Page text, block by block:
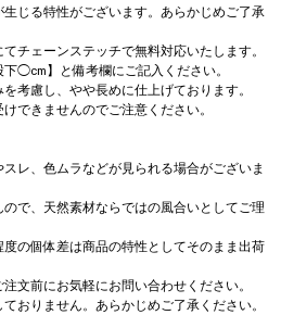
生じる特性がございます。あらかじめご了承
チェーンステッチで無料対応いたします。
◯cm】と備考欄にご記入ください。
考慮し、やや長めに仕上げております。
できませんのでご注意ください。
レ、色ムラなどが見られる場合がございま
で、天然素材ならではの風合いとしてご理
の個体差は商品の特性としてそのまま出荷
文前にお気軽にお問い合わせください。
おりません。あらかじめご了承ください。